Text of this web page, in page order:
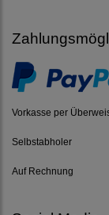
Vorkasse per
Selbstabholer
Auf Rechnung